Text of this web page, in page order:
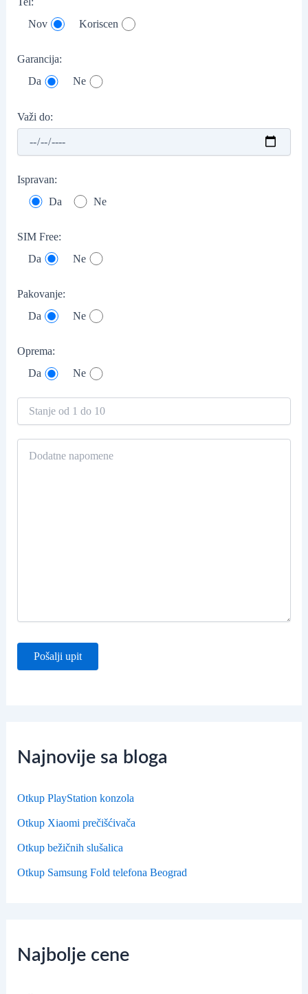
Nov
Koriscen
Garancija:
Da
Ne
Važi do:
Ispravan:
Da
Ne
SIM Free:
Da
Ne
Pakovanje:
Da
Ne
Oprema:
Da
Ne
Najnovije sa bloga
Otkup PlayStation konzola
Otkup Xiaomi prečišćivača
Otkup bežičnih slušalica
Otkup Samsung Fold telefona Beograd
Najbolje cene